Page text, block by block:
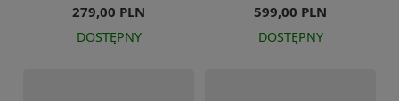
279,00 PLN
DOSTĘPNY
599,00 PLN
DOSTĘPNY